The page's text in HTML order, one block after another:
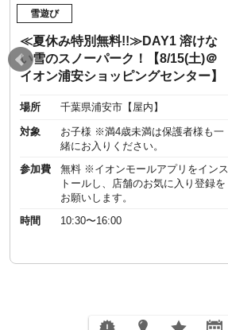
雪遊び
≪夏休み特別無料!!≫DAY1 溶けな
い雪のスノーパーク！【8/15(土)＠
イオン浦安ショッピングセンター】
場所 千葉県浦安市【屋内】
対象
お子様 ※満4歳未満は保護者様も一
緒にお入りください。
参加費
無料 ※イオンモールアプリをインス
トールし、店舗のお気に入り登録を
お願いします。
時間
10:30〜16:00